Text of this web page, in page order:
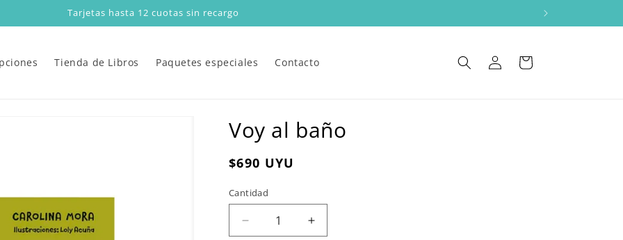
Tarjetas hasta 12 cuotas sin recargo
Tienda de Libros Paquetes especiales Contacto
Iniciar
sesión
Carrito
Voy al baño
Precio
$690 UYU
Cantidad
Reducir
Aumentar